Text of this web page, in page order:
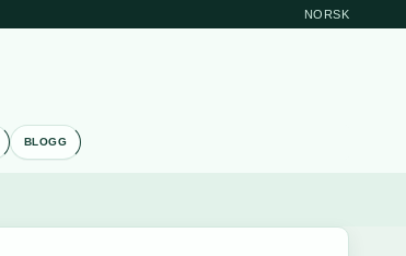
NORSK
BLOGG